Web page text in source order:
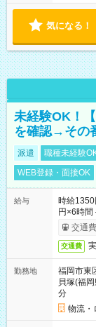
気になる！
未経験OK！
を確認→その
派遣 職種未経験
WEB登録・面接OK
給与
時給
円×6時
1,350円
交通
交通費
勤務地
福岡市東
貝塚(福
分
物流・